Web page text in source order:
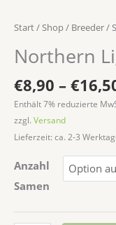
Start/Shop/ Breeder /
Northern
€8,90 – €
Enthält 7% reduzierte
zzgl. Versand
Lieferzeit: ca. 2-3
Anzahl
Samen